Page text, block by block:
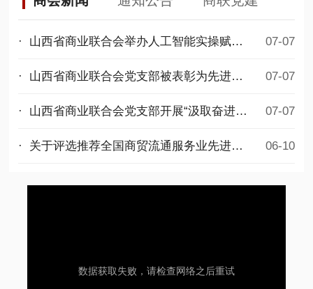
· 山西省商业联合会举办人工智能实操赋能公益培训 07-07
· 山西省商业联合会党支部被表彰为先进基层党组织 07-07
· 山西省商业联合会党支部开展“汲取奋进力量，勇担时代使命”迎七一主题党日活动 07-07
· 关于评选推荐全国商贸流通服务业先进集体和先进个人拟选名单的公示 06-10